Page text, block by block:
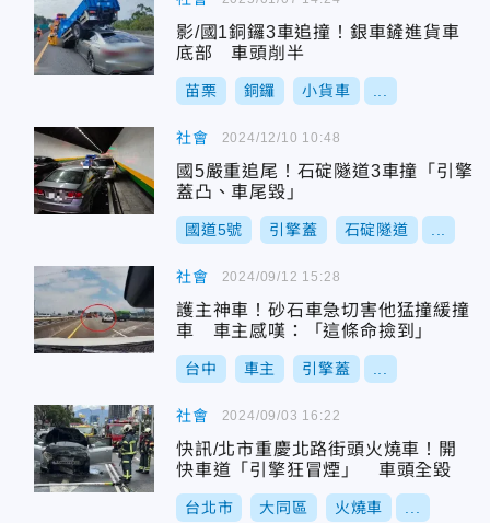
影/國1銅鑼3車追撞！銀車鏟進貨車
底部 車頭削半
苗栗 銅鑼 小貨車
社會
國5嚴重追尾！石碇隧道3車撞「引擎
蓋凸、車尾毀」
國道5號 引擎蓋 石碇隧道
2024/12/10 10:48
社會
護主神車！砂石車急切害他猛撞緩撞
車 車主感嘆：「這條命撿到」
台中 車主 引擎蓋
2024/09/12 15:28
社會
快訊/北市重慶北路街頭火燒車！開
快車道「引擎狂冒煙」 車頭全毀
台北市 大同區 火燒車
2024/09/03 16:22